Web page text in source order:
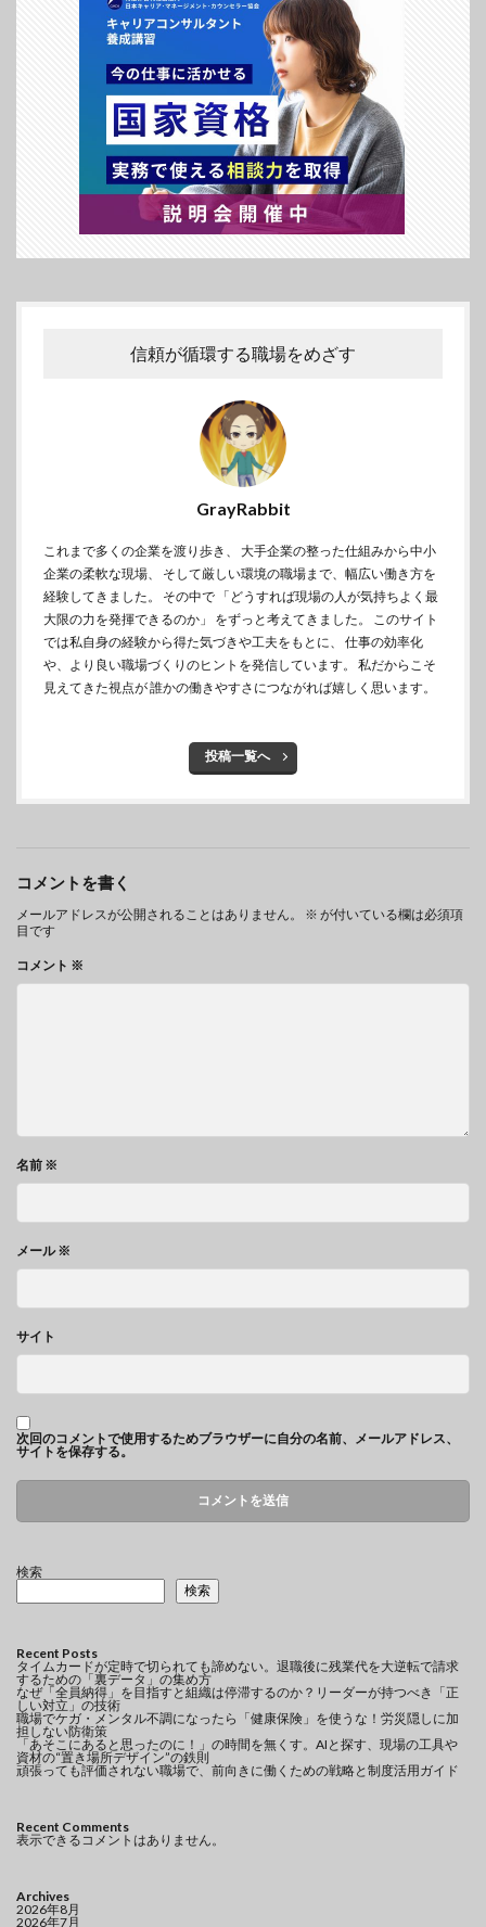
信頼が循環する職場をめざす
GrayRabbit
これまで多くの企業を渡り歩き、 大手企業の整った仕組みから中小
企業の柔軟な現場、 そして厳しい環境の職場まで、幅広い働き方を
経験してきました。 その中で 「どうすれば現場の人が気持ちよく最
大限の力を発揮できるのか」 をずっと考えてきました。 このサイト
では私自身の経験から得た気づきや工夫をもとに、 仕事の効率化
や、より良い職場づくりのヒントを発信しています。 私だからこそ
見えてきた視点が 誰かの働きやすさにつながれば嬉しく思います。
投稿一覧へ
コメントを書く
メールアドレスが公開されることはありません。 ※ が付いている欄は必須項
目です
コメント ※
名前 ※
メール※
サイト
次回のコメントで使用するためブラウザーに自分の名前、メールアドレス、
サイトを保存する。
検索
検索
Recent Posts
タイムカードが定時で切られても諦めない。退職後に残業代を大逆転で請求
するための「裏データ」の集め方
なぜ「全員納得」を目指すと組織は停滞するのか？リーダーが持つべき「正
しい対立」の技術
職場でケガ・メンタル不調になったら「健康保険」を使うな！労災隠しに加
担しない防衛策
「あそこにあると思ったのに！」の時間を無くす。AIと探す、現場の工具や
資材の“置き場所デザイン”の鉄則
頑張っても評価されない職場で、前向きに働くための戦略と制度活用ガイド
Recent Comments
表示できるコメントはありません。
Archives
2026年8月
2026年7月